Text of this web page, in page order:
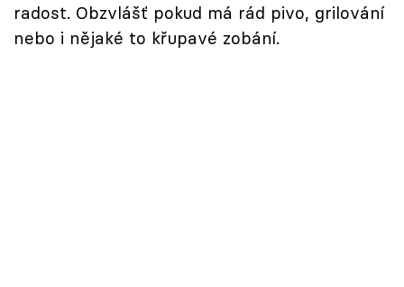
Sledujte nás
radost. Obzvlášť pokud má rád pivo, grilování
nebo i nějaké to křupavé zobání.